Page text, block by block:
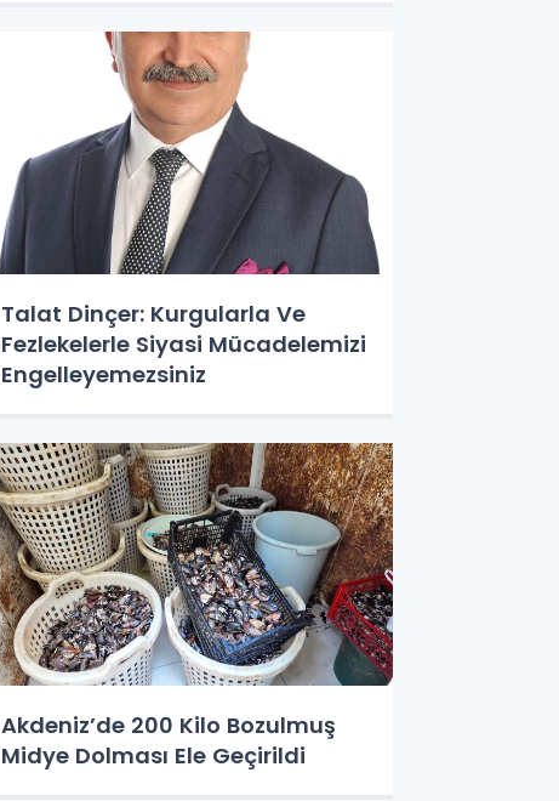
Talat Dinçer: Kurgularla Ve
Fezlekelerle Siyasi Mücadelemizi
Engelleyemezsiniz
Akdeniz’de 200 Kilo Bozulmuş
Midye Dolması Ele Geçirildi